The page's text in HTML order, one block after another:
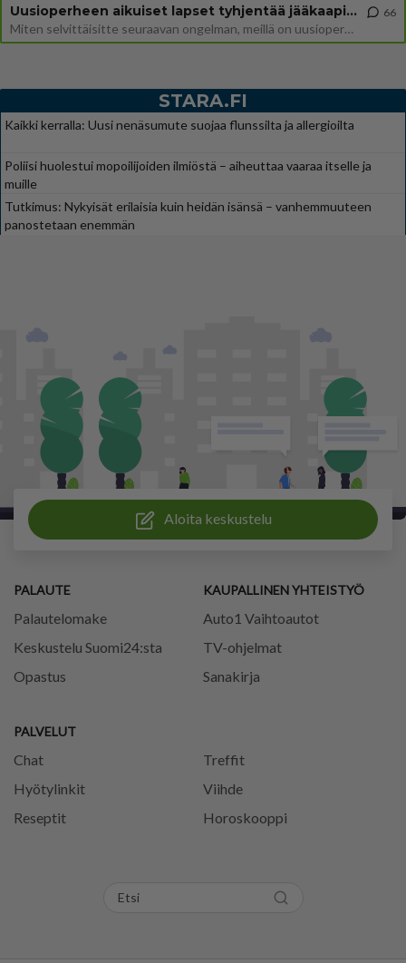
Uusioperheen aikuiset lapset tyhjentää jääkaapin käydessään
Miten selvittäisitte seuraavan ongelman, meillä on uusioperhe, minulla teini-ikäiset lapset ja puolisolla aikuiset, jotk
66
STARA.FI
Kaikki kerralla: Uusi nenäsumute suojaa flunssilta ja allergioilta
Poliisi huolestui mopoilijoiden ilmiöstä – aiheuttaa vaaraa itselle ja
muille
Tutkimus: Nykyisät erilaisia kuin heidän isänsä – vanhemmuuteen
panostetaan enemmän
Aloita keskustelu
PALAUTE
Palautelomake
Keskustelu Suomi24:sta
Opastus
PALVELUT
Chat
Treffit
Hyötylinkit
Viihde
Reseptit
Horoskooppi
KAUPALLINEN YHTEISTYÖ
Auto1 Vaihtoautot
TV-ohjelmat
Sanakirja